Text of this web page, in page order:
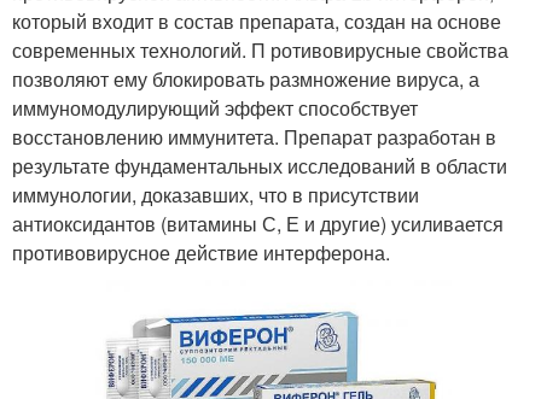
который входит в состав препарата, создан на основе
современных технологий. П ротивовирусные свойства
позволяют ему блокировать размножение вируса, а
иммуномодулирующий эффект способствует
восстановлению иммунитета. Препарат разработан в
результате фундаментальных исследований в области
иммунологии, доказавших, что в присутствии
антиоксидантов (витамины С, Е и другие) усиливается
противовирусное действие интерферона.